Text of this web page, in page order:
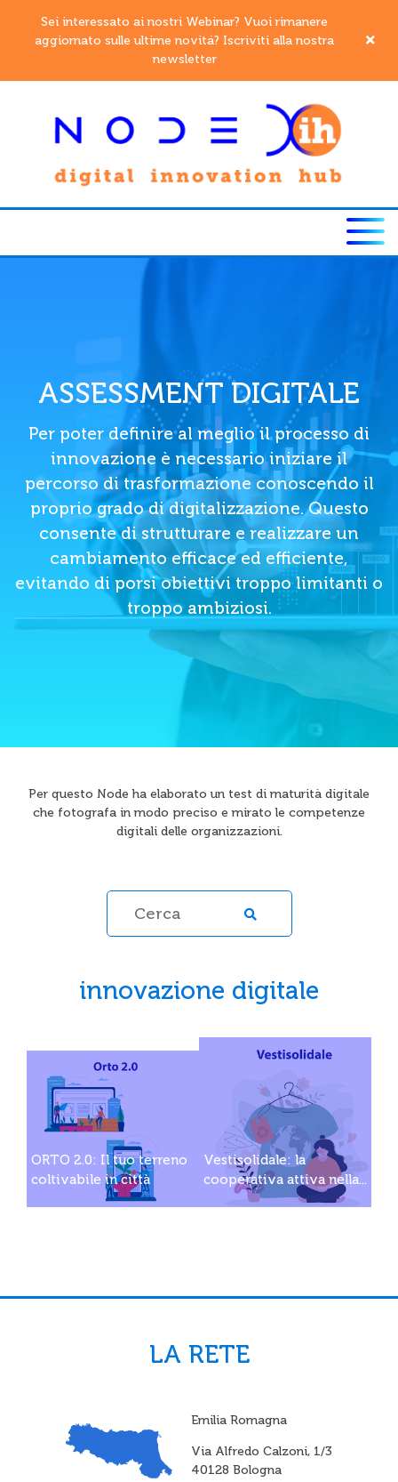
Sei interessato ai nostri Webinar? Vuoi rimanere
aggiornato sulle ultime novitá? Iscriviti alla nostra
newsletter
ASSESSMENT DIGITALE
Per poter definire al meglio il processo di
innovazione è necessario iniziare il
percorso di trasformazione conoscendo il
proprio grado di digitalizzazione. Questo
consente di strutturare e realizzare un
cambiamento efficace ed efficiente,
evitando di porsi obiettivi troppo limitanti o
troppo ambiziosi.
Per questo Node ha elaborato un test di maturità digitale
che fotografa in modo preciso e mirato le competenze
digitali delle organizzazioni.
innovazione digitale
ORTO 2.0: Il tuo terreno
coltivabile in città
Vestisolidale: la
cooperativa attiva nella...
LA RETE
Emilia Romagna
Via Alfredo Calzoni, 1/3
40128 Bologna